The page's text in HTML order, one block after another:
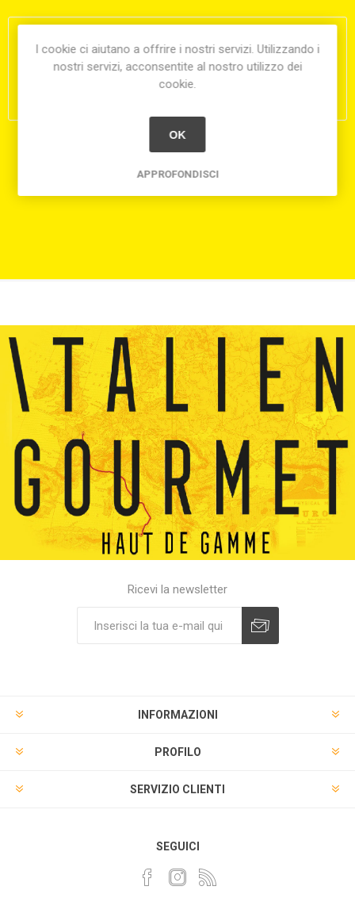
€4,40
Condividi:
Ricevi la newsletter
INFORMAZIONI
PROFILO
SERVIZIO CLIENTI
SEGUICI
I cookie ci aiutano a offrire i nostri servizi. Utilizzando i
nostri servizi, acconsentite al nostro utilizzo dei
cookie.
OK
APPROFONDISCI